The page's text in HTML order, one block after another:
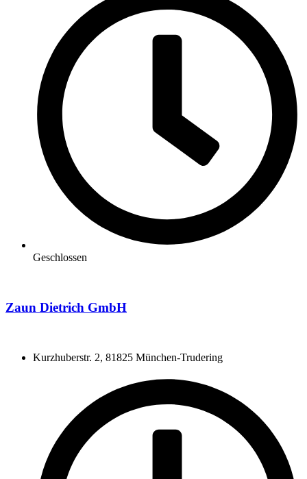
Geschlossen
Zaun Dietrich GmbH
Kurzhuberstr. 2, 81825 München-Trudering